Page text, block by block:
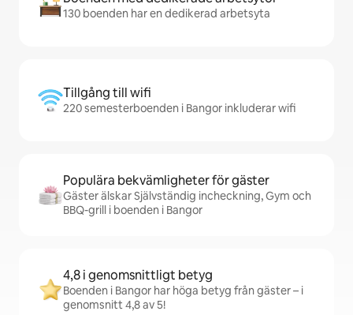
130 boenden har en dedikerad arbetsyta
Tillgång till wifi
220 semesterboenden i Bangor inkluderar wifi
Populära bekvämligheter för gäster
Gäster älskar Självständig incheckning, Gym och
BBQ-grill i boenden i Bangor
4,8 i genomsnittligt betyg
Boenden i Bangor har höga betyg från gäster – i
genomsnitt 4,8 av 5!